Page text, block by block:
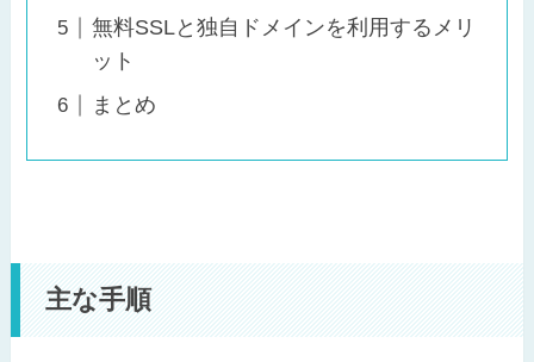
無料SSLと独自ドメインを利用するメリ
ット
まとめ
主な手順